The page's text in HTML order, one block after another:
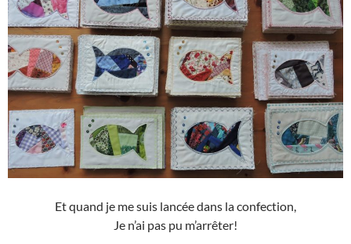
Et quand je me suis lancée dans la confection,
Je n’ai pas pu m’arrêter!